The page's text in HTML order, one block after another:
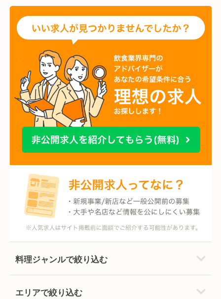
料理ジャンルで絞り込む
エリアで絞り込む